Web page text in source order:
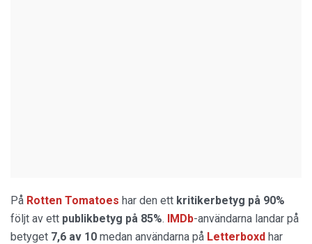
På Rotten Tomatoes har den ett kritikerbetyg på 90%
följt av ett publikbetyg på 85%. IMDb-användarna landar på
betyget 7,6 av 10 medan användarna på Letterboxd har